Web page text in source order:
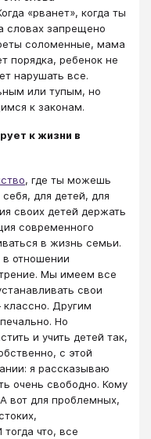
«рванет», когда ты
словах запрещено
соломенные, мама
порядка, ребенок не
нарушать все.
или тупым, но
к законам.
к жизни в
, где ты можешь
для детей, для
своих детей держать
современного
в жизнь семьи.
в отношении
Мы имеем все
свои
Другим
Но
и учить детей так,
с этой
я рассказываю
очень свободно. Кому
вот для проблемных,
что, все